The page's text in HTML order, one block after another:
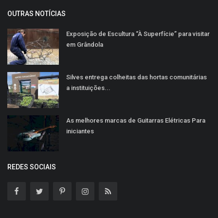
OUTRAS NOTÍCIAS
Exposição de Escultura “À Superfície” para visitar
em Grândola
Silves entrega colheitas das hortas comunitárias
a instituições...
As melhores marcas de Guitarras Elétricas Para
iniciantes
REDES SOCIAIS